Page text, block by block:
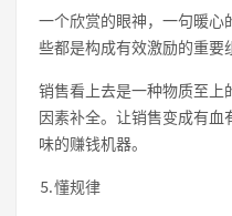
一个欣赏的眼神，一句暖心
些都是构成有效激励的重要
销售看上去是一种物质至上
因素补全。让销售变成有血
味的赚钱机器。
⒌懂规律